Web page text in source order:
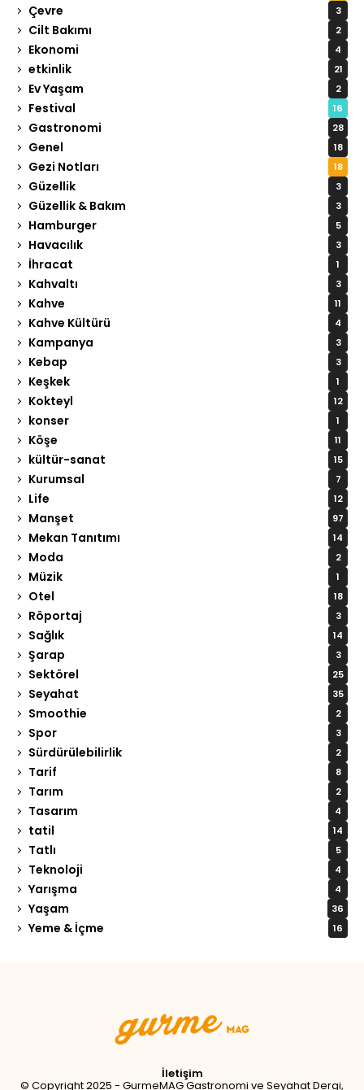
Çevre 3
Cilt Bakımı 2
Ekonomi 4
etkinlik 21
Ev Yaşam 2
Festival 16
Gastronomi 28
Genel 18
Gezi Notları 18
Güzellik 3
Güzellik & Bakım 3
Hamburger 5
Havacılık 3
İhracat 1
Kahvaltı 3
Kahve 11
Kahve Kültürü 4
Kampanya 3
Kebap 3
Keşkek 1
Kokteyl 12
konser 1
Köşe 11
kültür-sanat 15
Kurumsal 7
Life 12
Manşet 97
Mekan Tanıtımı 14
Moda 2
Müzik 1
Otel 18
Röportaj 3
Sağlık 14
Şarap 3
Sektörel 25
Seyahat 35
Smoothie 2
Spor 3
Sürdürülebilirlik 2
Tarif 8
Tarım 2
Tasarım 4
tatil 14
Tatlı 5
Teknoloji 4
Yarışma 4
Yaşam 36
Yeme & İçme 16
İletişim
© Copyright 2025 - GurmeMAG Gastronomi ve Seyahat Dergi,